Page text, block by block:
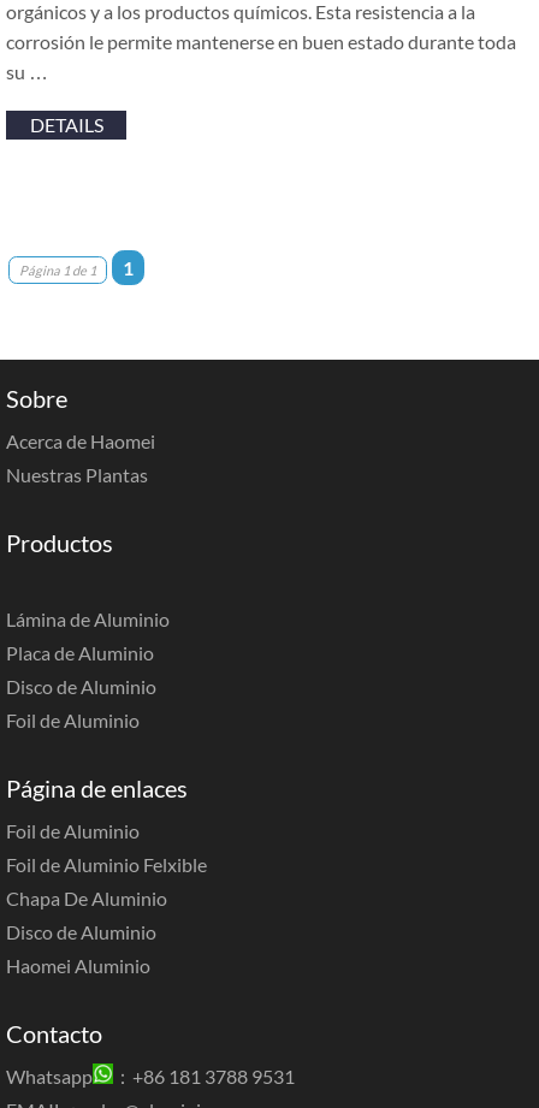
orgánicos y a los productos químicos. Esta resistencia a la
corrosión le permite mantenerse en buen estado durante toda
su …
DETAILS
Página 1 de 1 1
Sobre
Acerca de Haomei
Nuestras Plantas
Productos
Lámina de Aluminio
Placa de Aluminio
Disco de Aluminio
Foil de Aluminio
Página de enlaces
Foil de Aluminio
Foil de Aluminio Felxible
Chapa De Aluminio
Disco de Aluminio
Haomei Aluminio
Contacto
Whatsapp
：+86 181 3788 9531